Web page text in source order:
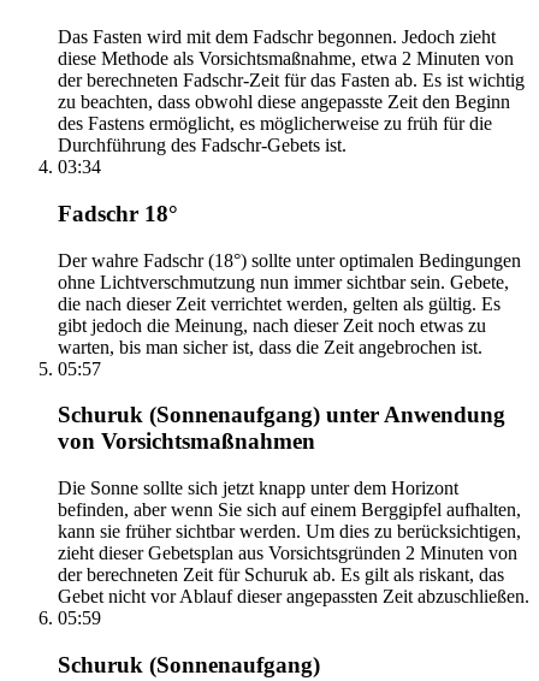
Das Fasten wird mit dem Fadschr begonnen. Jedoch zieht
diese Methode als Vorsichtsmaßnahme, etwa 2 Minuten von
der berechneten Fadschr-Zeit für das Fasten ab. Es ist wichtig
zu beachten, dass obwohl diese angepasste Zeit den Beginn
des Fastens ermöglicht, es möglicherweise zu früh für die
Durchführung des Fadschr-Gebets ist.
03:34
Fadschr 18°
Der wahre Fadschr (18°) sollte unter optimalen Bedingungen
ohne Lichtverschmutzung nun immer sichtbar sein. Gebete,
die nach dieser Zeit verrichtet werden, gelten als gültig. Es
gibt jedoch die Meinung, nach dieser Zeit noch etwas zu
warten, bis man sicher ist, dass die Zeit angebrochen ist.
05:57
Schuruk (Sonnenaufgang) unter Anwendung
von Vorsichtsmaßnahmen
Die Sonne sollte sich jetzt knapp unter dem Horizont
befinden, aber wenn Sie sich auf einem Berggipfel aufhalten,
kann sie früher sichtbar werden. Um dies zu berücksichtigen,
zieht dieser Gebetsplan aus Vorsichtsgründen 2 Minuten von
der berechneten Zeit für Schuruk ab. Es gilt als riskant, das
Gebet nicht vor Ablauf dieser angepassten Zeit abzuschließen.
05:59
Schuruk (Sonnenaufgang)